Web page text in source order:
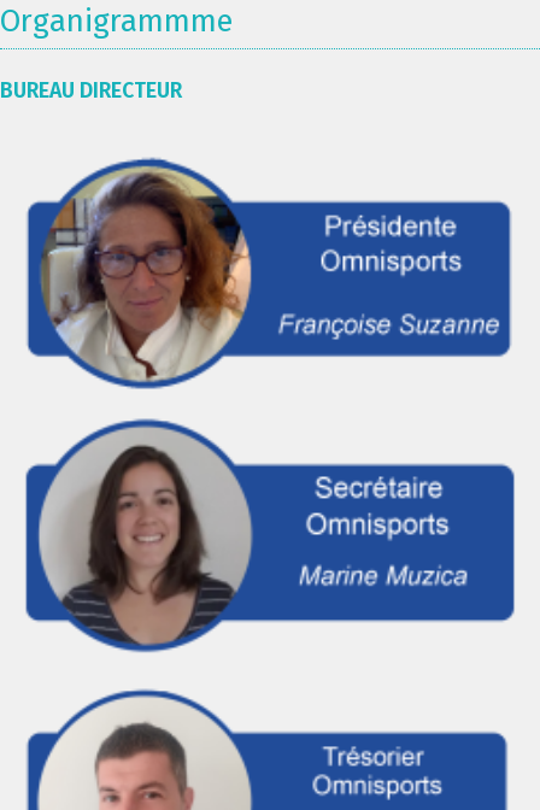
Organigrammme
BUREAU DIRECTEUR